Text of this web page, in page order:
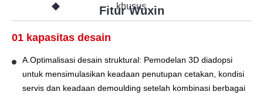
khusus
Fitur Wuxin
01 kapasitas desain
A.Optimalisasi desain struktural: Pemodelan 3D diadopsi
untuk mensimulasikan keadaan penutupan cetakan, kondisi
servis dan keadaan demoulding setelah kombinasi berbagai